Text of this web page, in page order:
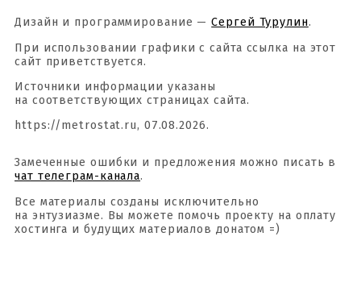
Дизайн и программирование —Сергей Турулин.
При использовании графики с сайта ссылка на этот
сайт приветствуется.
Источники информации указаны
на соответствующих страницах сайта.
https://metrostat.ru, 07.08.2026.
Замеченные ошибки и предложения можно писать в
чат телеграм-канала.
Все материалы созданы исключительно
на энтузиазме. Вы можете помочь проекту на оплату
хостинга и будущих материалов донатом =)